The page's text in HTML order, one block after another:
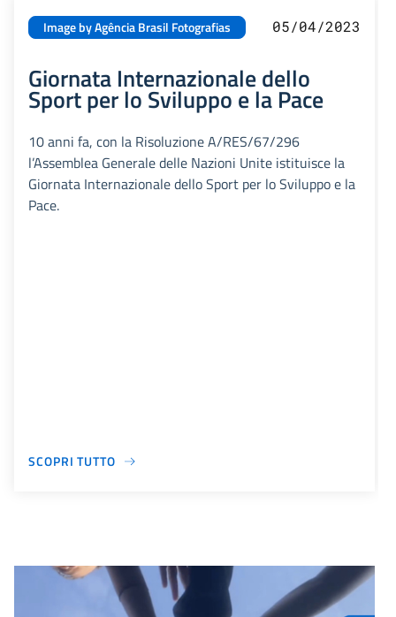
Image by Agência Brasil Fotografias 05/04/2023
Giornata Internazionale dello
Sport per lo Sviluppo e la Pace
10 anni fa, con la Risoluzione A/RES/67/296
l’Assemblea Generale delle Nazioni Unite istituisce la
Giornata Internazionale dello Sport per lo Sviluppo e la
Pace.
SCOPRI TUTTO